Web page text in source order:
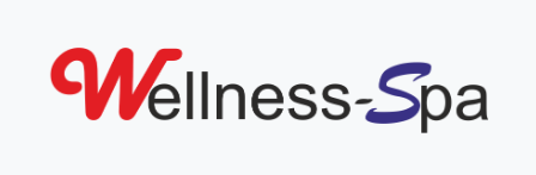
contenido